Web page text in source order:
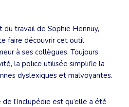
du travail de Sophie Hennuy,
faire découvrir cet outil
à ses collègues. Toujours
la police utilisée simplifie la
dyslexiques et malvoyantes.
l’Inclupédie est qu’elle a été